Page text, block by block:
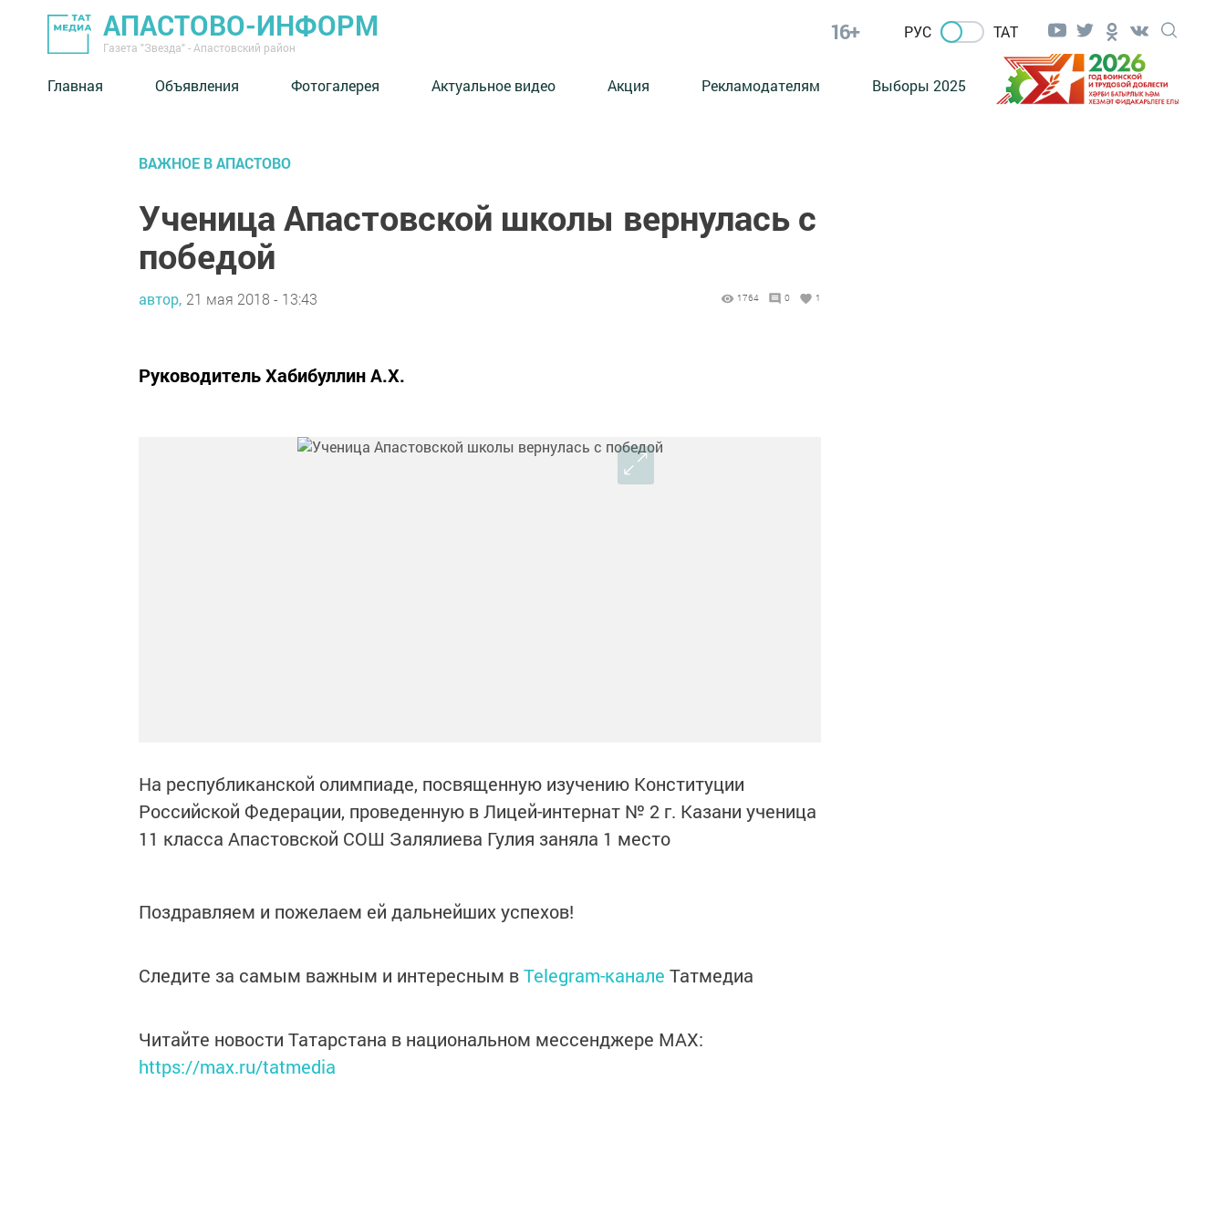
АПАСТОВО-ИНФОРМ
Газета "Звезда" - Апастовский район
16+ РУС ТАТ
Главная Объявления Фотогалерея Актуальное видео Акция Рекламодателям Выборы 2025
ВАЖНОЕ В АПАСТОВО
Ученица Апастовской школы вернулась с
победой
автор, 21 мая 2018 - 13:43 1764 0 1
Руководитель Хабибуллин А.Х.
На республиканской олимпиаде, посвященную изучению Конституции
Российской Федерации, проведенную в Лицей-интернат № 2 г. Казани ученица
11 класса Апастовской СОШ Залялиева Гулия заняла 1 место
Поздравляем и пожелаем ей дальнейших успехов!
Следите за самым важным и интересным вTelegram-канале Татмедиа
Читайте новости Татарстана в национальном мессенджере MАХ:
https://max.ru/tatmedia